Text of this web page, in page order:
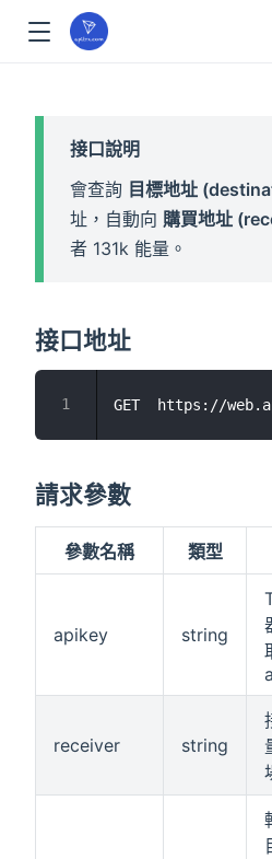
接口說明
會查詢 目標地址
址，自動向 購買地址
者 131k 能量。
接口地址
請求參數
參數名稱 類型
apikey string
receiver string